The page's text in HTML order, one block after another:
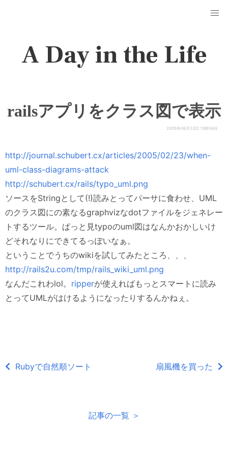
A Day in the Life
railsアプリをクラス図で表示
2005年06月23日 13時56分
http://journal.schubert.cx/articles/2005/02/23/when-
uml-class-diagrams-attack
http://schubert.cx/rails/typo_uml.png
ソースをStringとして(!)読みとってパーサに食わせ、UML
のクラス図にの素なるgraphvizなdotファイルをジェネレー
トするツール。ぱっと見typoのuml図はなんかおかしいけ
どそれなりにできてるっぽいなぁ。
ということでうちのwikiを試してみたところ、、、
http://rails2u.com/tmp/rails_wiki_uml.png
なんだこれわlol。 ripperが使えればもっとスマートに読み
とってUMLがはけるようになったりするんかねぇ。
Rubyで自然順ソート 扇風機を買った
記事の一覧 ＞